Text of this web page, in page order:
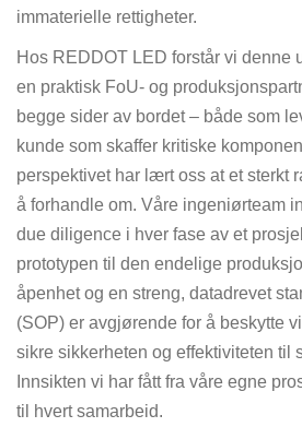
immaterielle rettigheter.
Hos REDDOT LED forstår vi denne
en praktisk FoU- og
begge sider av bordet – både som
kunde som skaffer kritiske
perspektivet har lært oss at et sterkt
å forhandle om. Våre ingeniørteam
due diligence i hver fase av et
prototypen til den endelige
åpenhet og en streng, datadrevet
(SOP) er avgjørende for å beskytte
sikre sikkerheten og effektiviteten til
Innsikten vi har fått fra våre egne
til hvert samarbeid.